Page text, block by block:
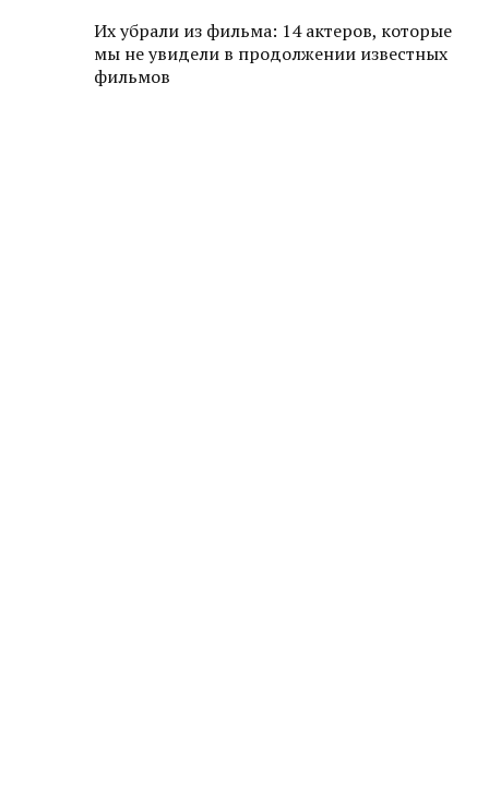
Их убрали из фильма: 14 актеров, которые
мы не увидели в продолжении известных
фильмов